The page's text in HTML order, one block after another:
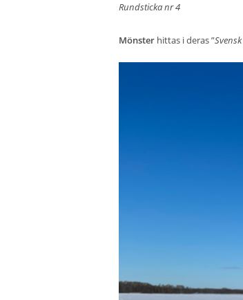
Rundsticka nr 4
Mönster hittas i deras ”